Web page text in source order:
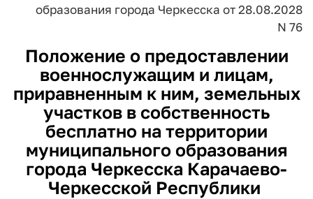
образования города Черкесска от 28.08.2028
N 76
Положение о предоставлении
военнослужащим и лицам,
приравненным к ним, земельных
участков в собственность
бесплатно на территории
муниципального образования
города Черкесска Карачаево-
Черкесской Республики